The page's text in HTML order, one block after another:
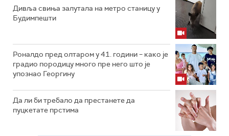
Дивља свиња залутала на метро станицу у
Будимпешти
Роналдо пред олтаром у 41. години – како је
градио породицу много пре него што је
упознао Георгину
Да ли би требало да престанете да
пуцкетате прстима